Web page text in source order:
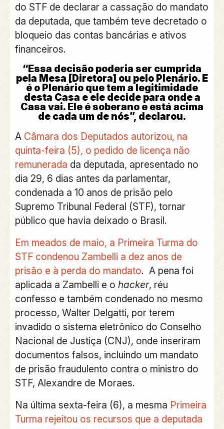
do STF de declarar a cassação do mandato
da deputada, que também teve decretado o
bloqueio das contas bancárias e ativos
financeiros.
“Essa decisão poderia ser cumprida
pela Mesa [Diretora] ou pelo Plenário. E
é o Plenário que tem a legitimidade
desta Casa e ele decide para onde a
Casa vai. Ele é soberano e está acima
de cada um de nós”, declarou.
A Câmara dos Deputados autorizou, na
quinta-feira (5), o pedido de licença não
remunerada da deputada, apresentado no
dia 29, 6 dias antes da parlamentar,
condenada a 10 anos de prisão pelo
Supremo Tribunal Federal (STF), tornar
público que havia deixado o Brasil.
Em meados de maio, a Primeira Turma do
STF condenou Zambelli a dez anos de
prisão e à perda do mandato. A pena foi
aplicada a Zambelli e o hacker, réu
confesso e também condenado no mesmo
processo, Walter Delgatti, por terem
invadido o sistema eletrônico do Conselho
Nacional de Justiça (CNJ), onde inseriram
documentos falsos, incluindo um mandato
de prisão fraudulento contra o ministro do
STF, Alexandre de Moraes.
Na última sexta-feira (6), a mesma Primeira
Turma rejeitou os recursos que a deputada